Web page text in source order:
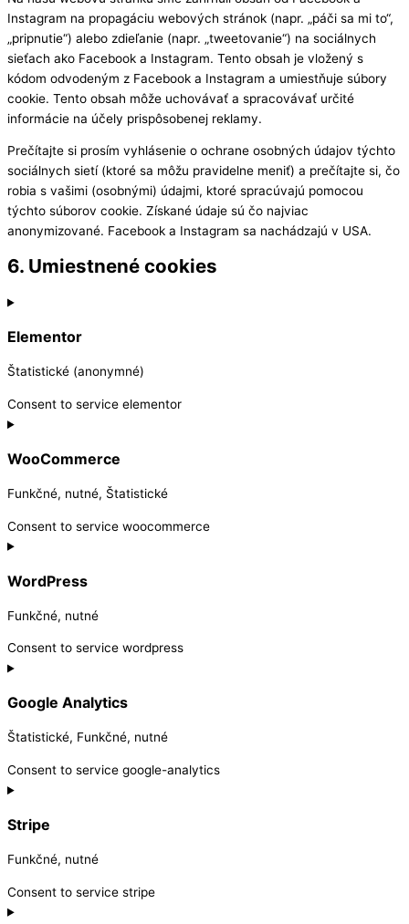
Instagram na propagáciu webových stránok (napr. „páči sa mi to“,
„pripnutie“) alebo zdieľanie (napr. „tweetovanie“) na sociálnych
sieťach ako Facebook a Instagram. Tento obsah je vložený s
kódom odvodeným z Facebook a Instagram a umiestňuje súbory
cookie. Tento obsah môže uchovávať a spracovávať určité
informácie na účely prispôsobenej reklamy.
Prečítajte si prosím vyhlásenie o ochrane osobných údajov týchto
sociálnych sietí (ktoré sa môžu pravidelne meniť) a prečítajte si, čo
robia s vašimi (osobnými) údajmi, ktoré spracúvajú pomocou
týchto súborov cookie. Získané údaje sú čo najviac
anonymizované. Facebook a Instagram sa nachádzajú v USA.
6. Umiestnené cookies
Elementor
Štatistické (anonymné)
Consent to service elementor
WooCommerce
Funkčné, nutné, Štatistické
Consent to service woocommerce
WordPress
Funkčné, nutné
Consent to service wordpress
Google Analytics
Štatistické, Funkčné, nutné
Consent to service google-analytics
Stripe
Funkčné, nutné
Consent to service stripe